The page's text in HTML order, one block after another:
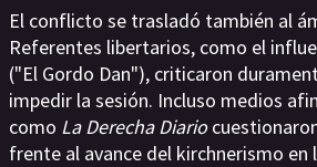
El conflicto se trasladó también al
Referentes libertarios, como el
("El Gordo Dan"), criticaron
impedir la sesión. Incluso medios
como La Derecha Diario
frente al avance del kirchnerismo en